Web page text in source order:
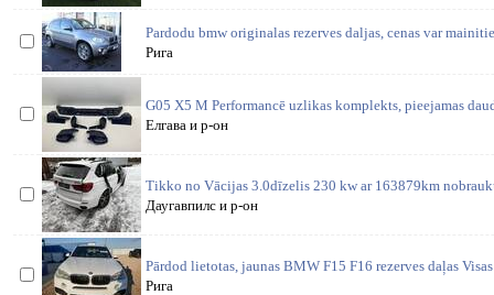
Pardodu bmw originalas rezerves daljas, cenas var
Рига
G05 X5 M Performancē uzlikas komplekts, pieejamas
Елгава и р-он
Tikko no Vācijas 3.0dīzelis 230 kw ar 163879km
Даугавпилс и р-он
Pārdod lietotas, jaunas BMW F15 F16 rezerves daļas
Рига